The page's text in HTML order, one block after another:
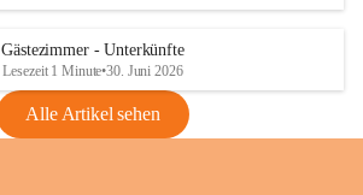
Gästezimmer - Unterkünfte
Lesezeit 1 Minute•30. Juni 2026
Alle Artikel sehen